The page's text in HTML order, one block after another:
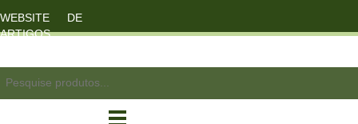
WEBSITE DE
ARTIGOS